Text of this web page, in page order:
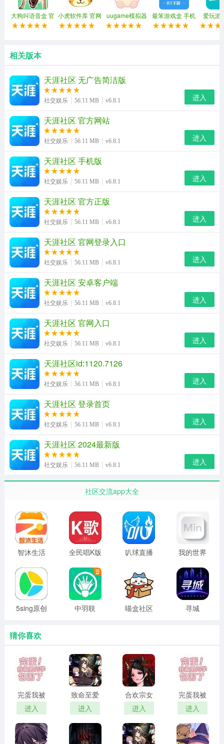
事、经历和见解，形成了一个充满活力和创造力的社区。
3、智能推荐系统：天涯社区应用程序内置智能推荐系统，
容，增强用户体验。
4、交互性强：作为一款社交应用，天涯社区应用具有出色
的交互性。用户可以在这里结识志同道合的朋友，参与各
种主题的讨论，共同分享知识和见解。
天涯社区app特色
整合平台的所有论坛板块，支持用户自由浏览各个板块，
快速查看最新帖子和热门话题，直接参与讨论，表达个人
意见，沉浸在社区氛围中。
2、独立发表的帖子
支持用户在任何论坛板块发帖，分享日常生活经历、情感
见解、专业知识等各种内容，结合图形和视频材料，轻松
3、私信一对一聊天
内置私信聊天功能，支持用户之间一对一的深入交流，无
需公开互动，在保护隐私的同时帮助用户建立更紧密的社
交关系，扩大社交圈。
大狗叫语音盒 官
方版
小虎软件库 官网
最新版
uugame模拟器
2026最新版
最笨游戏盒 手机
版
爱玩游
相关版本
天涯社区 无广告简洁版
社交娱乐 56.11 MB v6.8.1 进入
天涯社区 官方网站
社交娱乐 56.11 MB v6.8.1 进入
天涯社区 手机版
社交娱乐 56.11 MB v6.8.1 进入
天涯社区 官方正版
社交娱乐 56.11 MB v6.8.1 进入
天涯社区 官网登录入口
社交娱乐 56.11 MB v6.8.1 进入
天涯社区 安卓客户端
社交娱乐 56.11 MB v6.8.1 进入
天涯社区 官网入口
社交娱乐 56.11 MB v6.8.1 进入
天涯社区id:1120.7126
社交娱乐 56.11 MB v6.8.1 进入
天涯社区 登录首页
社交娱乐 56.11 MB v6.8.1 进入
天涯社区 2024最新版
社交娱乐 56.11 MB v6.8.1 进入
社区交流app大全
智沐生活 全民唱K版 叭球直播
我的世界
MlN
5sing原创
旧版
中羽联
喵盒社区
寻城
猜你喜欢
完蛋我被
男同学包
围了 官方
正版
进入
致命至爱
中文版
进入
合欢宗女
修传 汉化
版
进入
完蛋我被
男同学包
围了 正版
进入